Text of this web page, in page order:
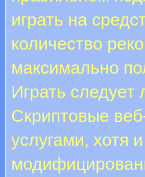
играть на
количество
максимально
Играть
Скриптовые
услугами, хотя